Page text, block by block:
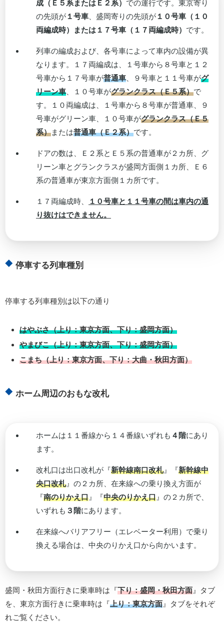
成（Ｅ５系またはＥ２系） での運行です。東京寄り
の先頭が １号車 、盛岡寄りの先頭が １０号車（１０
両編成時）または１７号車（１７両編成時） です。
列車の編成および、各号車によって車内の設備が異
なります。１７両編成は、１号車から８号車と１２
号車から１７号車が普通車 、９号車と１１号車がグ
リーン車 、１０号車がグランクラス（Ｅ５系）で
す。１０両編成は、１号車から８号車が普通車、９
号車がグリーン車、１０号車がグランクラス（Ｅ５
系）または普通車（Ｅ２系）です。
ドアの数は、Ｅ２系とＥ５系の普通車が２カ所、グ
リーン車とグランクラスが盛岡方面側１カ所、Ｅ６
系の普通車が東京方面側１カ所です。
１７両編成時、
１０号車と１１号車の間は車内の通
り抜けはできません。
停車する列車種別
停車する列車種別は以下の通り
はやぶさ（上り：東京方面、下り：盛岡方面）
やまびこ（上り：東京方面、下り：盛岡方面）
こまち（上り：東京方面、下り：大曲・秋田方面）
ホーム周辺のおもな改札
ホームは１１番線から１４番線いずれも ４階にあり
ます。
改札口は出口改札が『新幹線南口改札』『新幹線中
央口改札』の２カ所、在来線への乗り換え方面が
『南のりかえ口 』『中央のりかえ口 』の２カ所で、
いずれも ３階にあります。
在来線へバリアフリー（エレベーター利用）で乗り
換える場合は、中央のりかえ口から向かいます。
盛岡・秋田方面行きに乗車時は『下り：盛岡・秋田方面 』タブ
を、東京方面行きに乗車時は『上り：東京方面 』タブをそれぞ
れご覧ください。